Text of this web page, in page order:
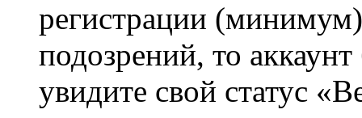
регистрации
подозрений, то
увидите свой статус